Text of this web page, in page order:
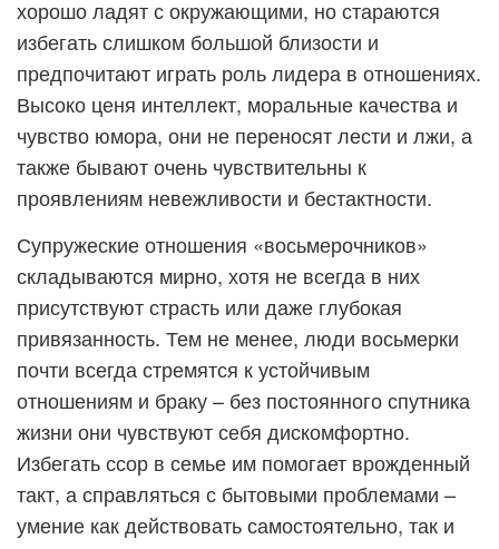
хорошо ладят с окружающими, но стараются
избегать слишком большой близости и
предпочитают играть роль лидера в отношениях.
Высоко ценя интеллект, моральные качества и
чувство юмора, они не переносят лести и лжи, а
также бывают очень чувствительны к
проявлениям невежливости и бестактности.
Супружеские отношения «восьмерочников»
складываются мирно, хотя не всегда в них
присутствуют страсть или даже глубокая
привязанность. Тем не менее, люди восьмерки
почти всегда стремятся к устойчивым
отношениям и браку – без постоянного спутника
жизни они чувствуют себя дискомфортно.
Избегать ссор в семье им помогает врожденный
такт, а справляться с бытовыми проблемами –
умение как действовать самостоятельно, так и